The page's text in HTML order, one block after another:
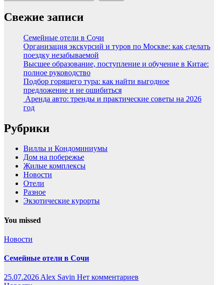
Свежие записи
Семейные отели в Сочи
Организация экскурсий и туров по Москве: как сделать
поездку незабываемой
Высшее образование, поступление и обучение в Китае:
полное руководство
Подбор горящего тура: как найти выгодное
предложение и не ошибиться
Аренда авто: тренды и практические советы на 2026
год
Рубрики
Виллы и Кондоминиумы
Дом на побережье
Жилые комплексы
Новости
Отели
Разное
Экзотические курорты
You missed
Новости
Семейные отели в Сочи
25.07.2026Alex Savin Нет комментариев